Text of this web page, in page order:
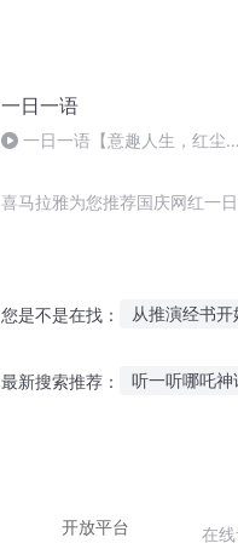
一日一语
一日一语【意趣人生，红尘炼
喜马拉雅为您推荐国庆网红一
您是不是在找： 从推演经书开
最新搜索推荐： 听一听哪吒神
开放平台
在